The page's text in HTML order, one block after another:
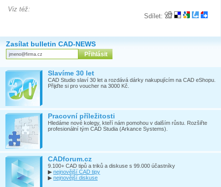
Sdílet:
Viz též:
Zasílat bulletin CAD-NEWS
Slavíme 30 let
CAD Studio slaví 30 let a rozdává dárky nakupujícím na CAD eShopu.
Přijďte si pro voucher na 3000 Kč.
Pracovní příležitosti
Hledáme nové kolegy, kteří nám pomohou v dalším růstu. Rozšiřte
profesionální tým CAD Studia (Arkance Systems).
CADforum.cz
9.100+ CAD tipů a triků a diskuse s 99.000 účastníky
▶ nejnovější CAD tipy
▶ nejnovější diskuse